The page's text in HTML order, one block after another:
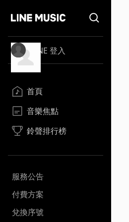
LINE 登入
首頁
音樂焦點
鈴聲排行榜
服務公告
付費方案
兌換序號